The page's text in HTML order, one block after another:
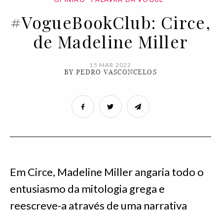
#VogueBookClub: Circe,
de Madeline Miller
15 MAR 2022
BY PEDRO VASCONCELOS
Em Circe, Madeline Miller angaria todo o
entusiasmo da mitologia grega e
reescreve-a através de uma narrativa